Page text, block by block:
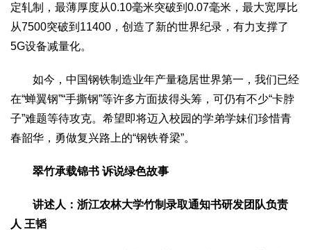
定轧制，最薄厚度从0.10毫米突破到0.07毫米，最大宽厚比
从7500突破到11400，创造了新的世界纪录，有力支撑了
5G设备减量化。
如今，中国钢铁制造业年产量稳居世界第一，我们已经
在“蝉翼钢”“手撕钢”等许多方面拔得头筹，可仍有不少“卡脖
子”难题等待攻克。希望即将迈入校园的学弟学妹们珍惜青
春韶华，勇做复兴路上的“钢铁脊梁”。
翠竹承载锦书 诉说绿色故事
讲述人：浙江农林大学竹制录取通知书研发团队负责
人 王韬